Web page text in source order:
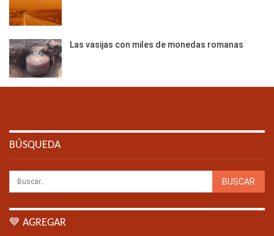
Las vasijas con miles de monedas romanas
BÚSQUEDA
💙 AGREGAR